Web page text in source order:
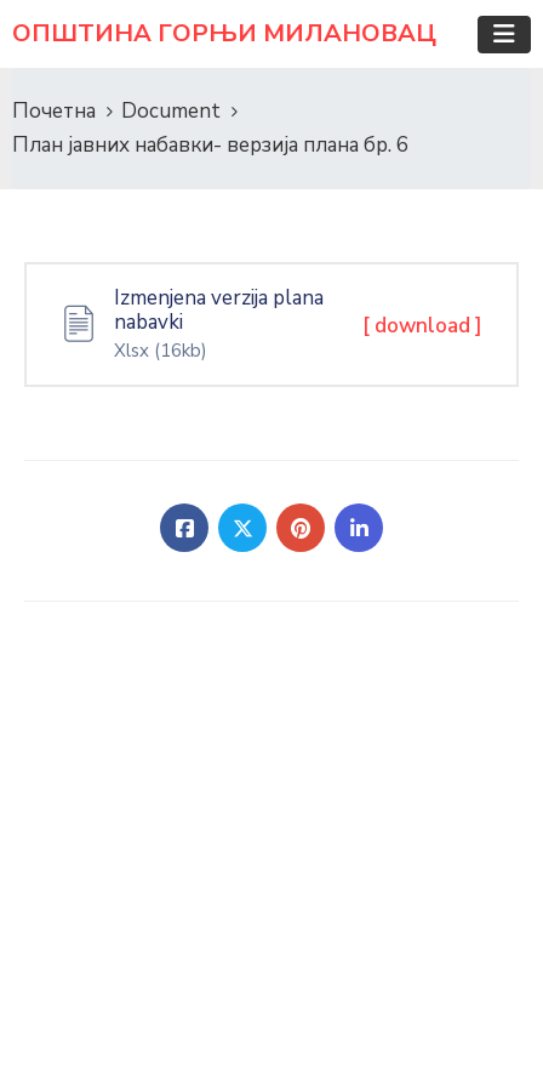
ОПШТИНА ГОРЊИ МИЛАНОВАЦ
Почетна
Document
План јавних набавки- верзија плана бр. 6
Izmenjena verzija plana
nabavki
Xlsx (16kb)
[ download ]